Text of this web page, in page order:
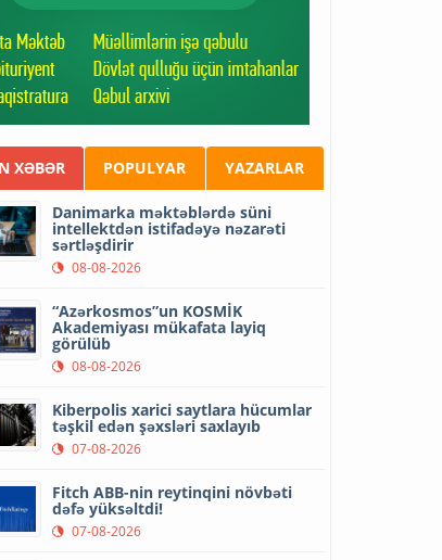
XƏBƏR POPULYAR YAZARLAR
Danimarka məktəblərdə süni
intellektdən istifadəyə nəzarəti
sərtləşdirir
08-08-2026
“Azərkosmos”un KOSMİK
Akademiyası mükafata layiq
görülüb
08-08-2026
Kiberpolis xarici saytlara hücumlar
təşkil edən şəxsləri saxlayıb
07-08-2026
Fitch ABB-nin reytinqini növbəti
dəfə yüksəltdi!
07-08-2026